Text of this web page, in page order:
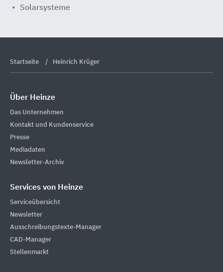
Solarsysteme
Startseite Heinrich Krüger
Über Heinze
Das Unternehmen
Kontakt und Kundenservice
Presse
Mediadaten
Newsletter-Archiv
Services von Heinze
Serviceübersicht
Newsletter
Ausschreibungstexte-Manager
CAD-Manager
Stellenmarkt